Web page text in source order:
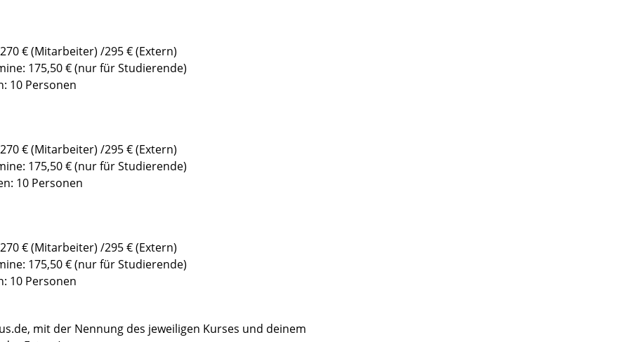
€ (Mitarbeiter) /295 € (Extern)
175,50 € (nur für Studierende)
10 Personen
€ (Mitarbeiter) /295 € (Extern)
175,50 € (nur für Studierende)
10 Personen
€ (Mitarbeiter) /295 € (Extern)
175,50 € (nur für Studierende)
10 Personen
mit der Nennung des jeweiligen Kurses und deinem